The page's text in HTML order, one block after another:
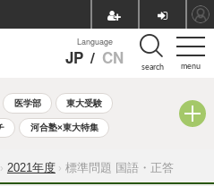
menu
Language
JP / CN search
医学部 東大受験
河合塾×東大特集
校説明会・相談会
2021年度 標準問題 国語・正答